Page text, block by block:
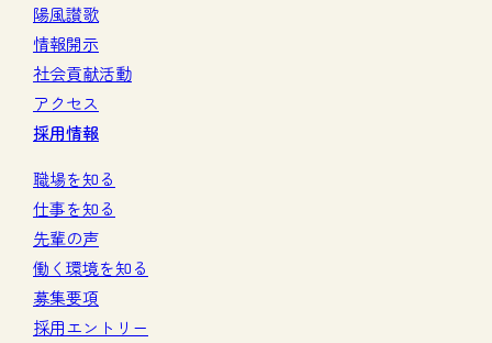
陽風讃歌
情報開示
社会貢献活動
アクセス
採用情報
職場を知る
仕事を知る
先輩の声
働く環境を知る
募集要項
採用エントリー